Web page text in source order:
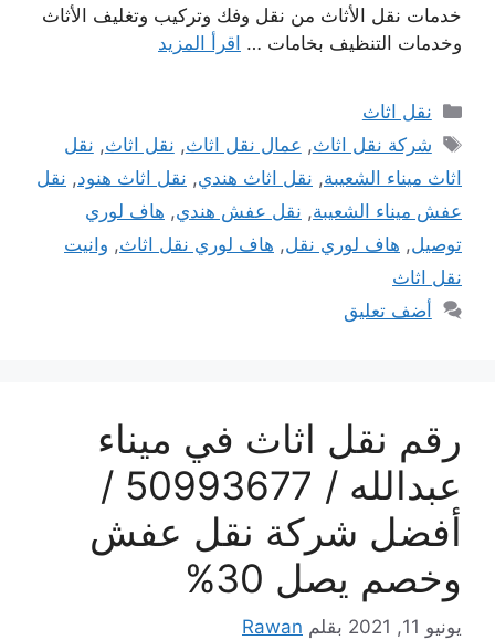
خدمات نقل الأثاث من نقل وفك وتركيب وتغليف الأثاث
وخدمات التنظيف بخامات … اقرأ المزيد
التصنيفات
نقل اثاث
الوسوم
شركة نقل اثاث, عمال نقل اثاث, نقل اثاث, نقل
اثاث ميناء الشعيبة, نقل اثاث هندي, نقل اثاث هنود, نقل
عفش ميناء الشعيبة, نقل عفش هندي, هاف لوري
توصيل, هاف لوري نقل, هاف لوري نقل اثاث, وانيت
نقل اثاث
أضف تعليق
رقم نقل اثاث في ميناء
عبدالله / 50993677 /
أفضل شركة نقل عفش
وخصم يصل 30%
يونيو 11, 2021 بقلم Rawan